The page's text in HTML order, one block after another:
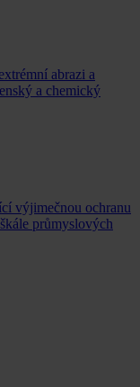
abrazi a
a chemický
výjimečnou ochranu
průmyslových